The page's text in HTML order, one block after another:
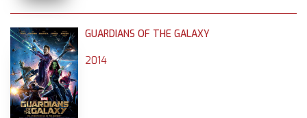
GUARDIANS OF THE GALAXY
2014